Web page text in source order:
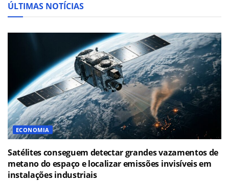
ÚLTIMAS NOTÍCIAS
ECONOMIA
Satélites conseguem detectar grandes vazamentos de
metano do espaço e localizar emissões invisíveis em
instalações industriais